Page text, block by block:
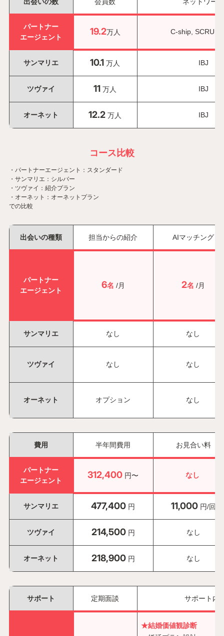
パートナー
エージェント
19.2万人 C-ship, SCRUM,
サンマリエ 10.1 万人 IBJ
ツヴァイ 11 万人 IBJ
オーネット 12.2 万人 IBJ
コース比較
・パートナーエージェント：スタンダード
・サンマリエ：シルバー
・ツヴァイ：紹介プラン
・オーネット：オーネットプラン
での比較
出会いの種類 担当からの紹介 AIマッチング
パートナー
エージェント
6名 /月 2名 /月
サンマリエ なし なし
ツヴァイ なし なし
オーネット オプション なし
費用 半年間費用 お見合い料
パートナー
エージェント
312,400 円〜 なし
サンマリエ 477,400 円 11,000円/回
ツヴァイ 214,500円 なし
オーネット 218,900円 なし
サポート 定期面談 サポート内
★結婚価値観診断